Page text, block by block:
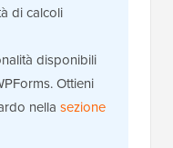
di calcoli
disponibili
Ottieni
nella sezione